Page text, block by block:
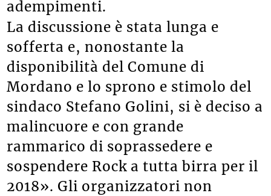
adempimenti.
La discussione è stata lunga e
sofferta e, nonostante la
disponibilità del Comune di
Mordano e lo sprono e stimolo del
sindaco Stefano Golini, si è deciso a
malincuore e con grande
rammarico di soprassedere e
sospendere Rock a tutta birra per il
2018». Gli organizzatori non